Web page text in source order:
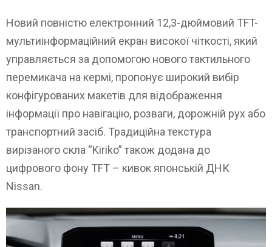
Новий повністю електронний 12,3-дюймовий TFT-
мультиінформаційний екран високої чіткості, який
управляється за допомогою нового тактильного
перемикача на кермі, пропонує широкий вибір
конфігурованих макетів для відображення
інформації про навігацію, розваги, дорожній рух або
транспортний засіб. Традиційна текстура
вирізаного скла “Kiriko” також додана до
цифрового фону TFT – кивок японській ДНК
Nissan.